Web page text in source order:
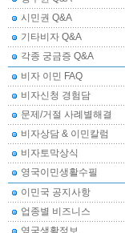
시민권 Q&A
기타비자 Q&A
각종 궁금증 Q&A
비자 이민 FAQ
비자신청 경험담
문제/거절 사례별해결
비자상담 & 이민칼럼
비자토막상식
영국이민생활수필
이민국 공지사항
업종별 비즈니스
영국생활정보